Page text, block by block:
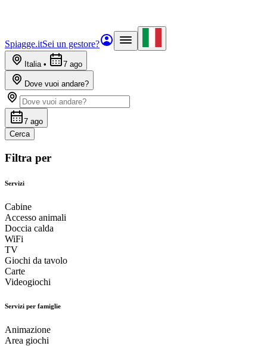
Spiagge.itSei un gestore?
Italia• 7 ago
Dove vuoi andare?
7 ago
Cerca
Filtra per
Servizi
Cabine
Accesso animali
Doccia calda
WiFi
TV
Giochi da tavolo
Carte
Videogiochi
Servizi per famiglie
Animazione
Area giochi